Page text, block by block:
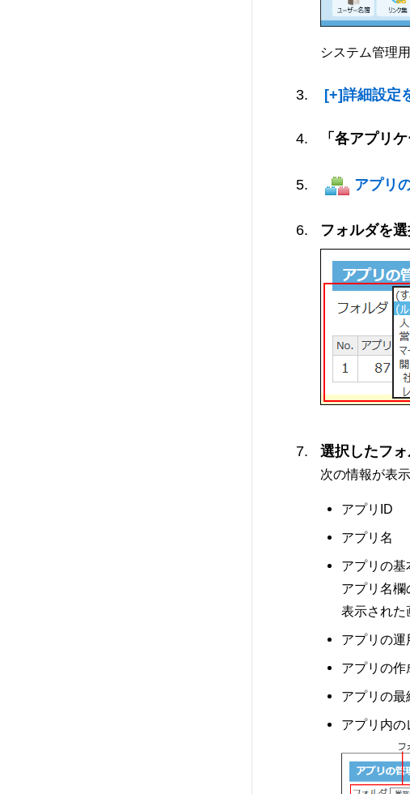
システム管理
[+]詳細設定
「各アプリ
アプリ
フォルダを
選択したフ
次の情報が表
アプリID
アプリ名
アプリの基
アプリ名欄
表示された
アプリの運
アプリの作
アプリの
アプリ内の